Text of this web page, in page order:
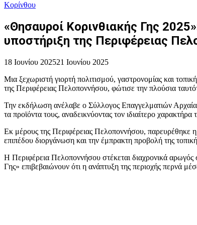
Κορίνθου
«Θησαυροί Κορινθιακής Γης
υποστήριξη της Περιφέρειας
18 Ιουνίου 202521 Ιουνίου 2025
Μια ξεχωριστή γιορτή πολιτισμού, γαστρονομίας και
της Περιφέρειας Πελοποννήσου, φώτισε την πλούσια
Την εκδήλωση ανέλαβε ο Σύλλογος Επαγγελματιών
τα προϊόντα τους, αναδεικνύοντας τον ιδιαίτερο χαρακτήρα
Εκ μέρους της Περιφέρειας Πελοποννήσου, παρευρέθηκε
επιπέδου διοργάνωση και την έμπρακτη προβολή της
Η Περιφέρεια Πελοποννήσου στέκεται διαχρονικά αρωγός
Γης» επιβεβαιώνουν ότι η ανάπτυξη της περιοχής περνά